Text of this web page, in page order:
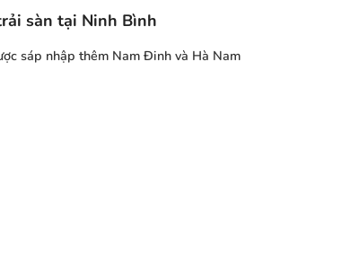
sàn tại Ninh Bình
sáp nhập thêm Nam Đinh và Hà Nam